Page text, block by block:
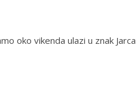
oko vikenda ulazi u znak